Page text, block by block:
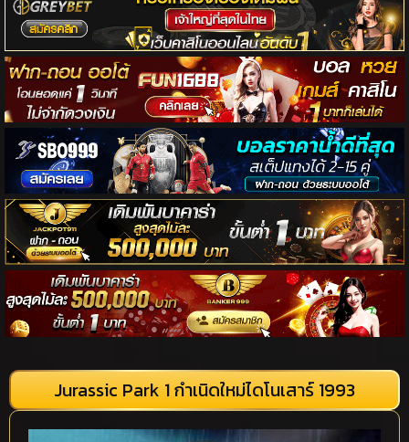
Jurassic Park 1 กำเนิดใหม่ไดโนเสาร์ 1993